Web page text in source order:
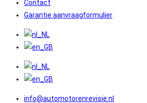
Contact
Garantie aanvraagformulier
info@automotorenrevisie.nl